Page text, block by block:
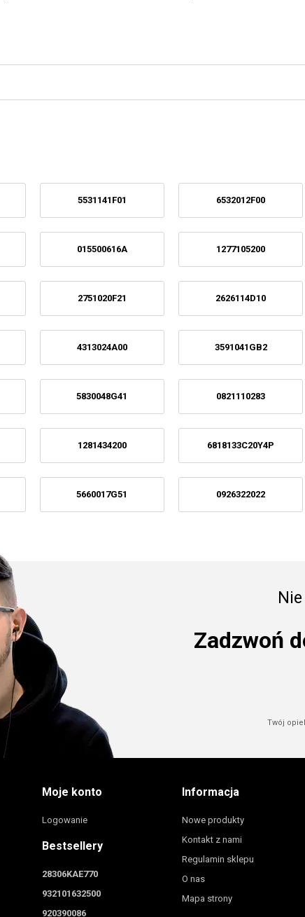
5531141F01 6532012F00
015500616A 1277105200
2751020F21 2626114D10
4313024A00 3591041GB2
5830048G41 0821110283
1281434200 6818133C20Y4P
5660017G51 0926322022
Zadzwoń
Twój
Moje konto
Logowanie
Bestsellery
28306KAE770
932101632500
920390086
Informacja
Nowe produkty
Kontakt z nami
Regulamin sklepu
O nas
Mapa strony